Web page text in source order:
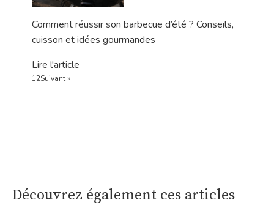
Comment réussir son barbecue d’été ? Conseils,
cuisson et idées gourmandes
Lire l'article
12Suivant »
Découvrez également ces articles